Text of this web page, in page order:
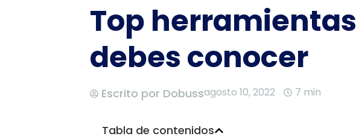
Top
debes conocer
Escrito por Dobussagosto 10, 2022 7 min
Tabla de contenidos